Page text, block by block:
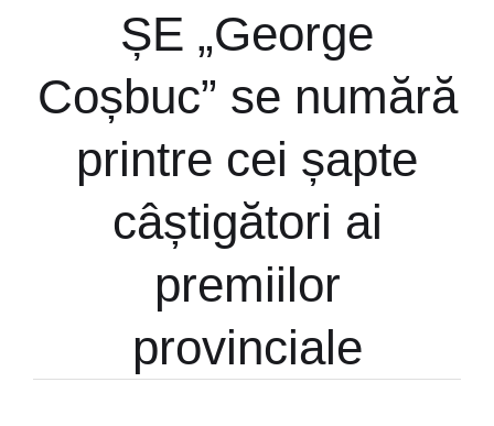
ȘE „George
Coșbuc” se numără
printre cei șapte
câștigători ai
premiilor
provinciale